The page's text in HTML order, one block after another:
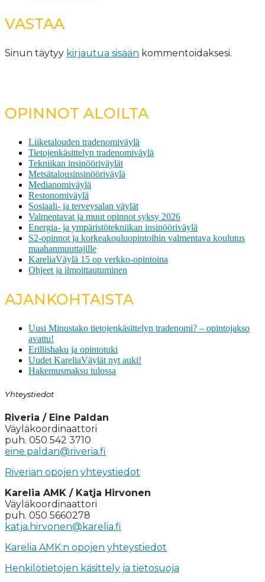
VASTAA
Sinun täytyy kirjautua sisään kommentoidaksesi.
OPINNOT ALOILTA
Liiketalouden tradenomiväylä
Tietojenkäsittelyn tradenomiväylä
Tekniikan insinööriväylät
Metsätalousinsinööriväylä
Medianomiväylä
Restonomiväylä
Sosiaali- ja terveysalan väylät
Valmentavat ja muut opinnot syksy 2026
Energia- ja ympäristötekniikan insinööriväylä
S2-opinnot ja korkeakouluopintoihin valmentava koulutus
maahanmuuttajille
KareliaVäylä 15 op verkko-opintoina
Ohjeet ja ilmoittautuminen
AJANKOHTAISTA
Uusi Minustako tietojenkäsittelyn tradenomi? – opintojakso
avattu!
Erillishaku ja opintotuki
Uudet KareliaVäylät nyt auki!
Hakemusmaksu tulossa
Yhteystiedot
Riveria / Eine Paldan
Väyläkoordinaattori
puh. 050 542 3710
eine.paldan@riveria.fi
Riverian opojen yhteystiedot
Karelia AMK / Katja Hirvonen
Väyläkoordinaattori
puh. 050 5660278
katja.hirvonen@karelia.fi
Karelia AMK:n opojen yhteystiedot
Henkilötietojen käsittely ja tietosuoja